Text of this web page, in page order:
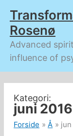
indholdet
Rosenø
Advanced
influence of
juni 2016
Forside Å jun